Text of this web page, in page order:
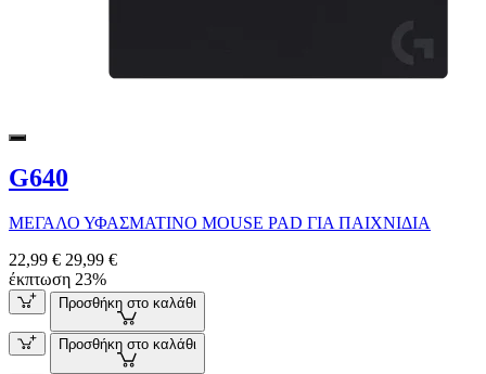
G640
ΜΕΓΑΛΟ ΥΦΑΣΜΑΤΙΝΟ MOUSE PAD ΓΙΑ ΠΑΙΧΝΙΔΙΑ
22,99 € 29,99 €
έκπτωση 23%
Προσθήκη στο καλάθι
Προσθήκη στο καλάθι